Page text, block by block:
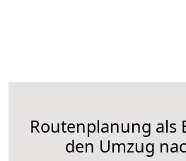
Routenplanung als
den Umzug